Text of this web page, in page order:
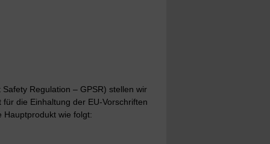
Regulation – GPSR) stellen wir
die Einhaltung der EU-Vorschriften
Hauptprodukt wie folgt: